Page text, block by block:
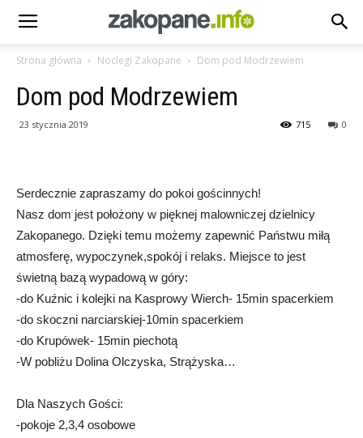
Strona główna Noclegi Zakopane Dom pod Modrzewiem
Dom pod Modrzewiem
23 stycznia 2019 0
715
Serdecznie zapraszamy do pokoi gościnnych!
Nasz dom jest położony w pięknej malowniczej dzielnicy
Zakopanego. Dzięki temu możemy zapewnić Państwu miłą
atmosferę, wypoczynek,spokój i relaks. Miejsce to jest
świetną bazą wypadową w góry:
-do Kuźnic i kolejki na Kasprowy Wierch- 15min spacerkiem
-do skoczni narciarskiej-10min spacerkiem
-do Krupówek- 15min piechotą
-W pobliżu Dolina Olczyska, Strążyska…
Dla Naszych Gości:
-pokoje 2,3,4 osobowe